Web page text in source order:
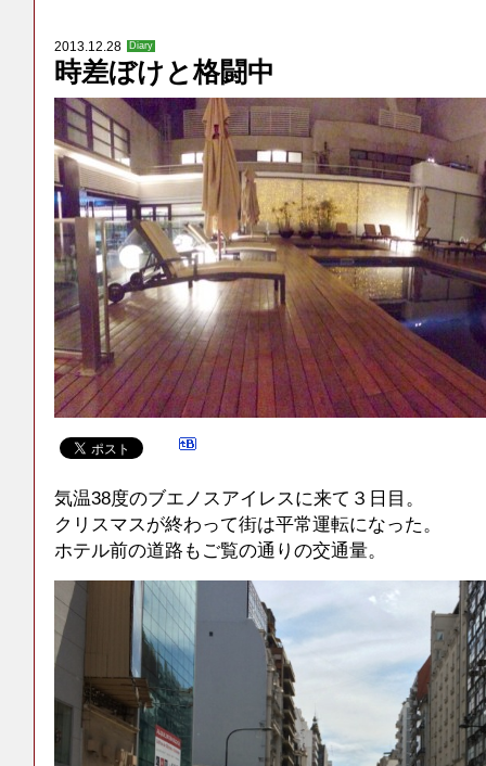
2013.12.28 Diary
時差ぼけと格闘中
気温38度のブエノスアイレスに来て３日目。
クリスマスが終わって街は平常運転になった。
ホテル前の道路もご覧の通りの交通量。